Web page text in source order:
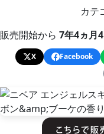
カテ
販売開始から 7年4ヵ月
X Facebook